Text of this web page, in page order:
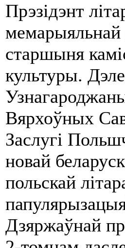
Прэзідэнт
мемарыяльнай
старшыня
культуры.
Вярхоўных
Заслугі
новай
польскай
Дзяржаўнай